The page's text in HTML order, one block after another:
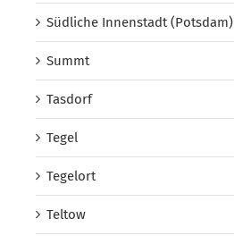
Südliche Innenstadt (Potsdam)
Summt
Tasdorf
Tegel
Tegelort
Teltow